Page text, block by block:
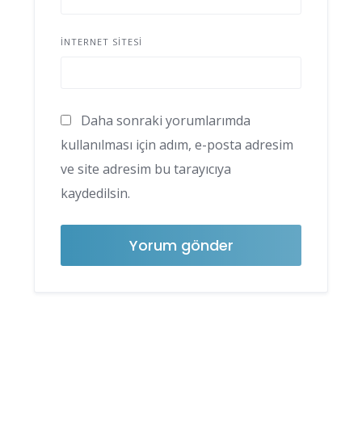
İNTERNET SITESI
Daha sonraki yorumlarımda
kullanılması için adım, e-posta adresim
ve site adresim bu tarayıcıya
kaydedilsin.